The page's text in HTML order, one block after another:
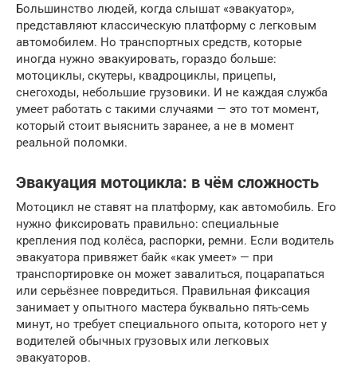
Большинство людей, когда слышат «эвакуатор»,
представляют классическую платформу с легковым
автомобилем. Но транспортных средств, которые
иногда нужно эвакуировать, гораздо больше:
мотоциклы, скутеры, квадроциклы, прицепы,
снегоходы, небольшие грузовики. И не каждая служба
умеет работать с такими случаями — это тот момент,
который стоит выяснить заранее, а не в момент
реальной поломки.
Эвакуация мотоцикла: в чём сложность
Мотоцикл не ставят на платформу, как автомобиль. Его
нужно фиксировать правильно: специальные
крепления под колёса, распорки, ремни. Если водитель
эвакуатора привяжет байк «как умеет» — при
транспортировке он может завалиться, поцарапаться
или серьёзнее повредиться. Правильная фиксация
занимает у опытного мастера буквально пять-семь
минут, но требует специального опыта, которого нет у
водителей обычных грузовых или легковых
эвакуаторов.